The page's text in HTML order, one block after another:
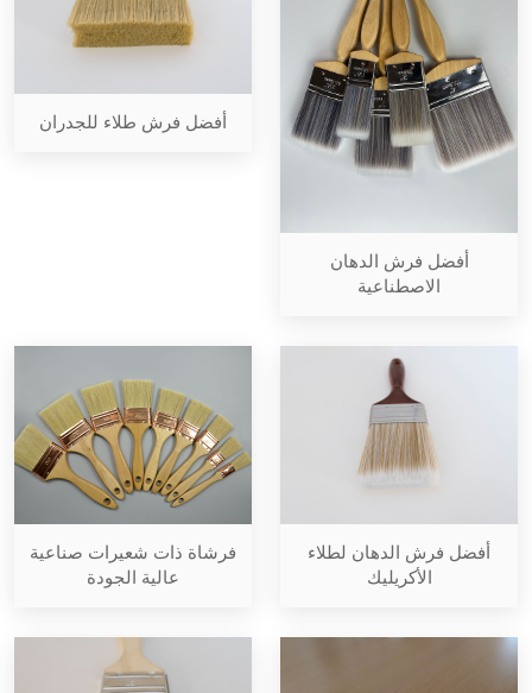
أفضل فرش الدهان
الاصطناعية
أفضل فرش طلاء للجدران
أفضل فرش الدهان لطلاء
الأكريليك
فرشاة ذات شعيرات صناعية
عالية الجودة